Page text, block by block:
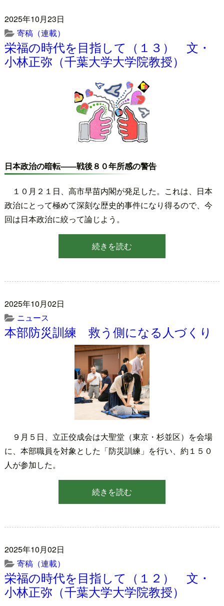
2025年10月23日
寄稿（連載）
栄福の時代を目指して（１３） 文・
小林正弥（千葉大学大学院教授）
日本政治の暗転――戦後８０年所感の警告
１０月２１日、高市早苗内閣が発足した。これは、日本
政治にとって極めて深刻な歴史的事件になり得るので、今
回は日本政治に絞って論じよう。
続きを読む
2025年10月02日
ニュース
本部防災訓練 救う側になる人づくり
９月５日、立正佼成会は大聖堂（東京・杉並区）を会場
に、本部職員を対象とした「防災訓練」を行い、約１５０
人が参加した。
続きを読む
2025年10月02日
寄稿（連載）
栄福の時代を目指して（１２） 文・
小林正弥（千葉大学大学院教授）